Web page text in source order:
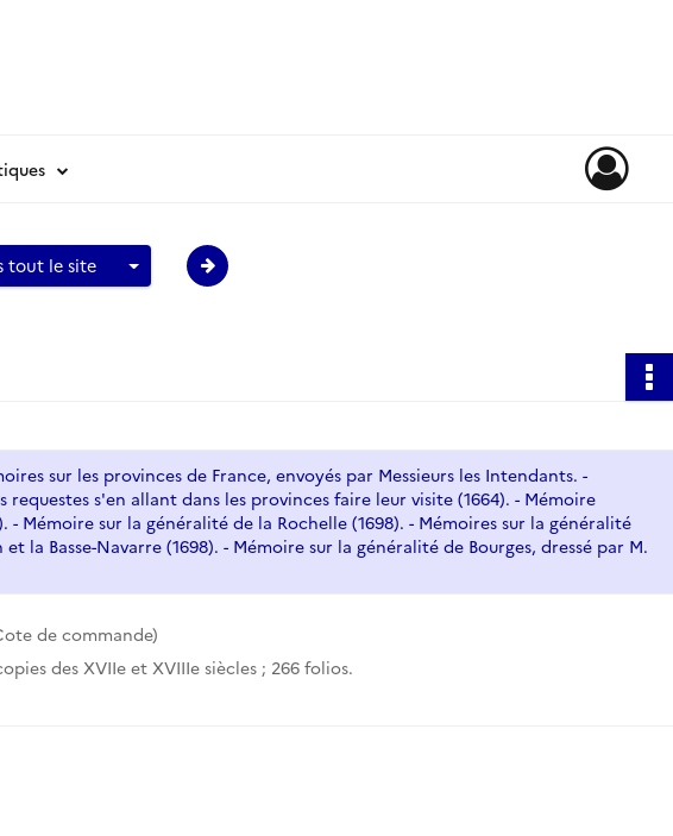
tout le site
sur les provinces de France, envoyés par Messieurs les Intendants. -
requestes s'en allant dans les provinces faire leur visite (1664). - Mémoire
- Mémoire sur la généralité de la Rochelle (1698). - Mémoires sur la généralité
la Basse-Navarre (1698). - Mémoire sur la généralité de Bourges, dressé par M.
de commande)
des XVIIe et XVIIIe siècles ; 266 folios.